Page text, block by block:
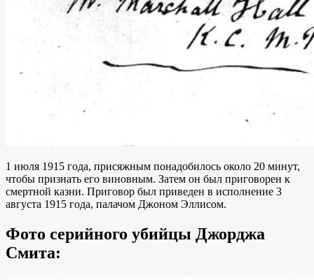
1 июля 1915 года, присяжным понадобилось около 20 минут,
чтобы признать его виновным. Затем он был приговорен к
смертной казни. Приговор был приведен в исполнение 3
августа 1915 года, палачом Джоном Эллисом.
Фото серийного убийцы Джорджа
Смита: